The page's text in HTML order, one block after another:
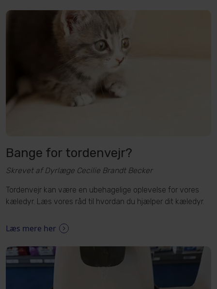
Bange for tordenvejr?
Skrevet af Dyrlæge Cecilie Brandt Becker
Tordenvejr kan være en ubehagelige oplevelse for vores
kæledyr. Læs vores råd til hvordan du hjælper dit kæledyr.
Læs mere her